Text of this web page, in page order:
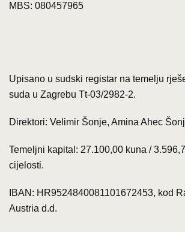
MBS: 080457965
Upisano u sudski registar na temelju
suda u Zagrebu Tt-03/2982-2.
Direktori: Velimir Šonje, Amina Ahec
Temeljni kapital: 27.100,00 kuna /
cijelosti.
IBAN: HR9524840081101672453, kod
Austria d.d.